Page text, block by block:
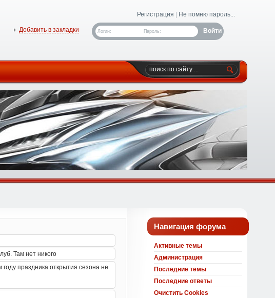
Регистрация Не помню пароль...
Логин: Пароль:
Добавить в закладки
Навигация форума
Активные темы
Администрация
Последние темы
Последние ответы
Очистить Cookies